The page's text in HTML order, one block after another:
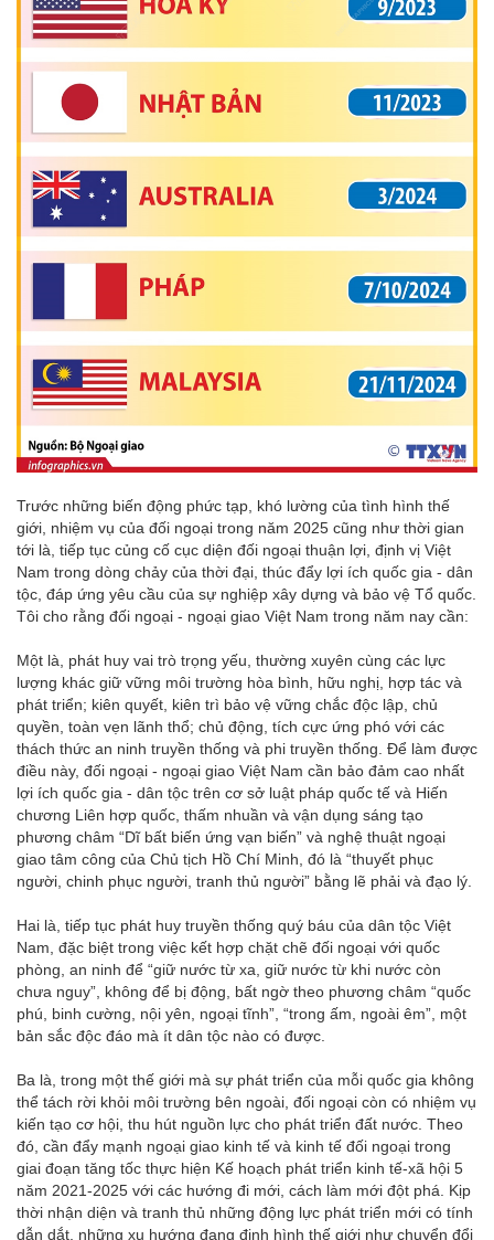
Trước những biến động phức tạp, khó lường của tình hình thế
giới, nhiệm vụ của đối ngoại trong năm 2025 cũng như thời gian
tới là, tiếp tục củng cố cục diện đối ngoại thuận lợi, định vị Việt
Nam trong dòng chảy của thời đại, thúc đẩy lợi ích quốc gia - dân
tộc, đáp ứng yêu cầu của sự nghiệp xây dựng và bảo vệ Tổ quốc.
Tôi cho rằng đối ngoại - ngoại giao Việt Nam trong năm nay cần:
Một là, phát huy vai trò trọng yếu, thường xuyên cùng các lực
lượng khác giữ vững môi trường hòa bình, hữu nghị, hợp tác và
phát triển; kiên quyết, kiên trì bảo vệ vững chắc độc lập, chủ
quyền, toàn vẹn lãnh thổ; chủ động, tích cực ứng phó với các
thách thức an ninh truyền thống và phi truyền thống. Để làm được
điều này, đối ngoại - ngoại giao Việt Nam cần bảo đảm cao nhất
lợi ích quốc gia - dân tộc trên cơ sở luật pháp quốc tế và Hiến
chương Liên hợp quốc, thấm nhuần và vận dụng sáng tạo
phương châm “Dĩ bất biến ứng vạn biến” và nghệ thuật ngoại
giao tâm công của Chủ tịch Hồ Chí Minh, đó là “thuyết phục
người, chinh phục người, tranh thủ người” bằng lẽ phải và đạo lý.
Hai là, tiếp tục phát huy truyền thống quý báu của dân tộc Việt
Nam, đặc biệt trong việc kết hợp chặt chẽ đối ngoại với quốc
phòng, an ninh để “giữ nước từ xa, giữ nước từ khi nước còn
chưa nguy”, không để bị động, bất ngờ theo phương châm “quốc
phú, binh cường, nội yên, ngoại tĩnh”, “trong ấm, ngoài êm”, một
bản sắc độc đáo mà ít dân tộc nào có được.
Ba là, trong một thế giới mà sự phát triển của mỗi quốc gia không
thể tách rời khỏi môi trường bên ngoài, đối ngoại còn có nhiệm vụ
kiến tạo cơ hội, thu hút nguồn lực cho phát triển đất nước. Theo
đó, cần đẩy mạnh ngoại giao kinh tế và kinh tế đối ngoại trong
giai đoạn tăng tốc thực hiện Kế hoạch phát triển kinh tế-xã hội 5
năm 2021-2025 với các hướng đi mới, cách làm mới đột phá. Kịp
thời nhận diện và tranh thủ những động lực phát triển mới có tính
dẫn dắt, những xu hướng đang định hình thế giới như chuyển đổi